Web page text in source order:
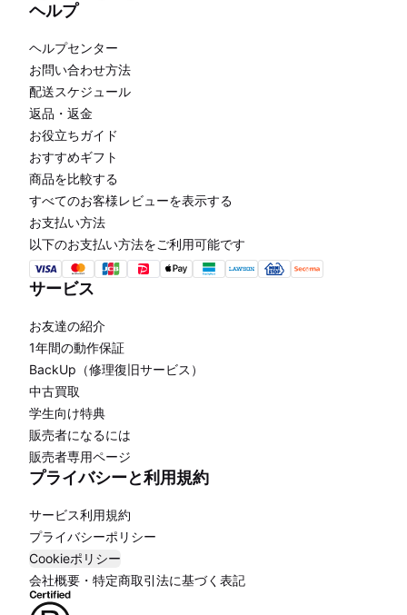
ヘルプ
ヘルプセンター
お問い合わせ方法
配送スケジュール
返品・返金
お役立ちガイド
おすすめギフト
商品を比較する
すべてのお客様レビューを表示する
お支払い方法
以下のお支払い方法をご利用可能です
サービス
お友達の紹介
1年間の動作保証
BackUp（修理復旧サービス）
中古買取
学生向け特典
販売者になるには
販売者専用ページ
プライバシーと利用規約
サービス利用規約
プライバシーポリシー
Cookieポリシー
会社概要・特定商取引法に基づく表記